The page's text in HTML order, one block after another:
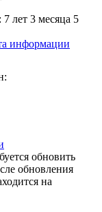
лет 3 месяца 5
информации
обновить
обновления
на